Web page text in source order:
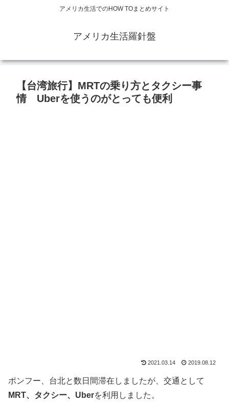
アメリカ生活でのHOW TOまとめサイト
アメリカ生活羅針盤
【台湾旅行】MRTの乗り方とタクシー事
情 Uberを使うのがとっても便利
2021.03.14 2019.08.12
ポンフー、台北と数日間滞在しましたが、交通として
MRT、タクシー、Uberを利用しました。